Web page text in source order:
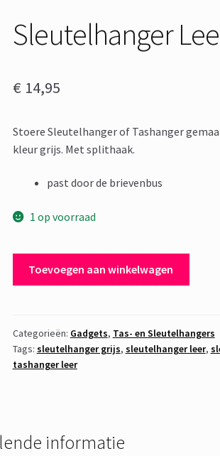
Sleutelhanger
€ 14,95
Stoere Sleutelhanger of Tashanger
kleur grijs. Met splithaak.
past door de brievenbus
1 op voorraad
aantal
Toevoegen aan winkelwagen
Categorieën: Gadgets, Tas- en Sleutelhangers
Tags: sleutelhanger grijs, sleutelhanger leer,
tashanger leer
informatie